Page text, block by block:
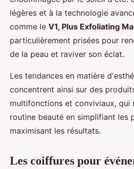
légères et à la technologie
comme le V1, Plus Exfoliating
particulièrement prisées pour
de la peau et raviver son éclat.
Les tendances en matière
concentrent ainsi sur des
multifonctions et conviviaux, qui
routine beauté en simplifiant les
maximisant les résultats.
Les coiffures pour